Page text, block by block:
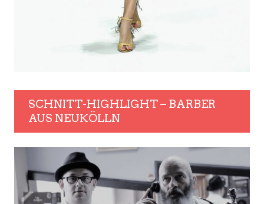
SCHNITT-HIGHLIGHT – BARBER
AUS NEUKÖLLN